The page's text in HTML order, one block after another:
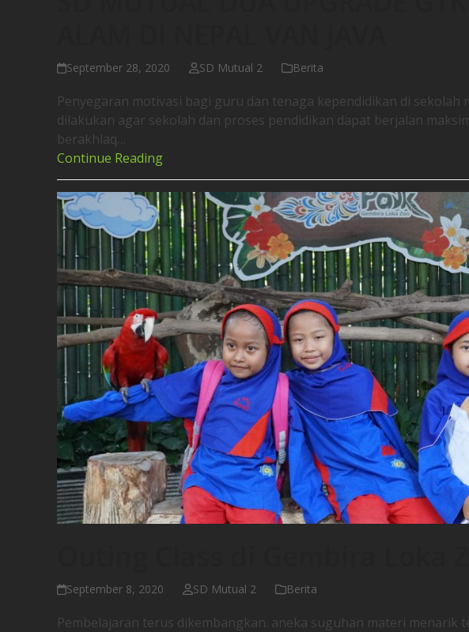
September 28, 2020 SD Mutual 2 Berita
Penyegaran motivasi bagi guru dan tenaga kependidikan di
dilakukan agar sekolah dan proses pendidikan dapat berjalan
berakhlaq…
Continue Reading
September 8, 2020 SD Mutual 2 Berita
Pembelajaran terus dikembangkan. aneka suguhan materi menarik